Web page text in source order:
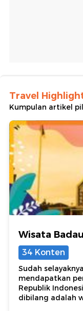
Travel
Kumpulan artikel
Wisata
34 Konten
Sudah
mendapatkan
Republik
dibilang adalah